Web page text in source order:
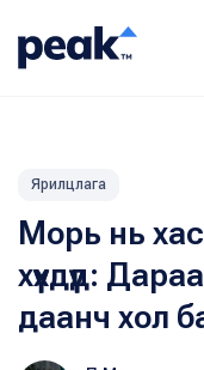
Ярилцлага
Морь нь
хүүхдүүд:
даанч хол